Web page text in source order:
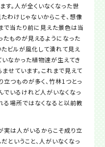
す。人が全くいなくなった世
わけじゃないからこそ、想像
で当たり前に見えた景色は当
たものが見えるようになった
たビルが風化して潰れて見え
いなかった植物達が生えてき
せています。これまで見えて
つものが多く、竹林1つとっ
いるけれど人がいなくなっ
る場所ではなくなると以前教
実は人がいるからこそ成り立
ということ、人がいなくなっ